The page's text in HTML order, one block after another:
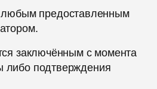
любым предоставленным
заключённым с момента
либо подтверждения